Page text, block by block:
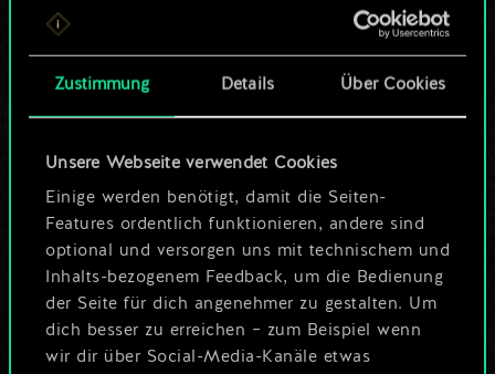
Zustimmung Details Über Cookies
Unsere Webseite verwendet Cookies
Einige werden benötigt, damit die Seiten-
Features ordentlich funktionieren, andere sind
optional und versorgen uns mit technischem und
Inhalts-bezogenem Feedback, um die Bedienung
der Seite für dich angenehmer zu gestalten. Um
dich besser zu erreichen – zum Beispiel wenn
wir dir über Social-Media-Kanäle etwas
ein geteilter Satz
Karten.
mehr sein kann!
Deck benennen und Leitfaden
Deck bearbeiten